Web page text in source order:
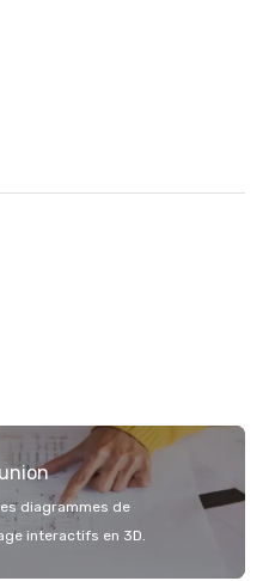
diagrammes de
interactifs en 3D.